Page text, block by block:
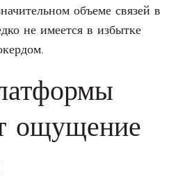
объеме связей в
не имеется в избытке
ощущение